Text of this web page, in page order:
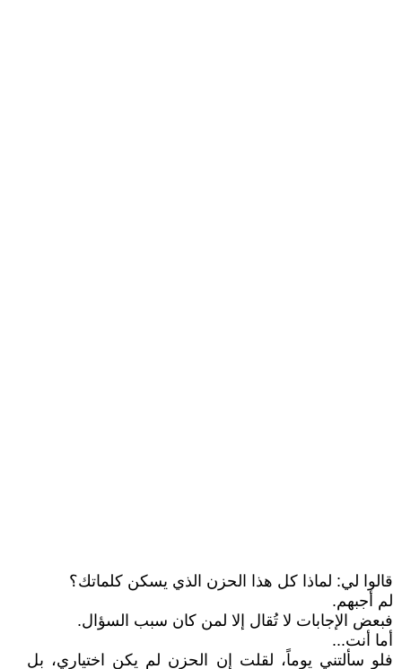
قالوا لي: لماذا كل هذا الحزن الذي يسكن كلماتك؟
لم أجبهم.
فبعض الإجابات لا تُقال إلا لمن كان سبب السؤال.
أما أنت...
فلو سألتني يوماً، لقلت إن الحزن لم يكن اختياري، بل